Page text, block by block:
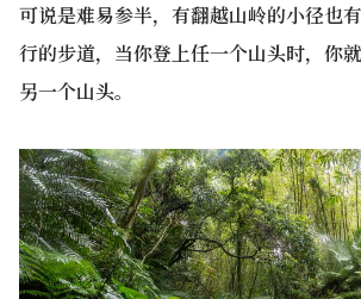
可说是难易参半，有翻越山岭的小径也
行的步道，当你登上任一个山头时，你
另一个山头。